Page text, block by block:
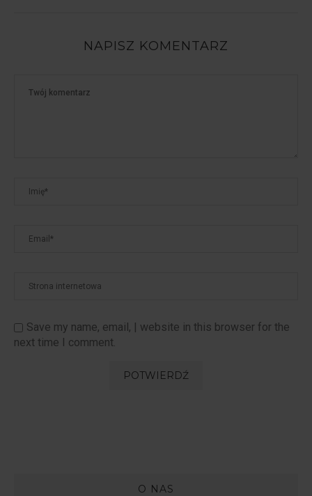
NAPISZ KOMENTARZ
Save my name, email, | website in this browser for the
next time I comment.
O NAS